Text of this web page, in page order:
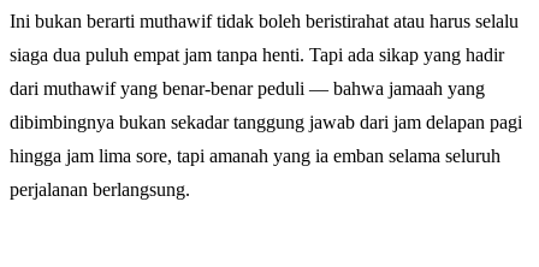
Ini bukan berarti muthawif tidak boleh beristirahat atau harus selalu
siaga dua puluh empat jam tanpa henti. Tapi ada sikap yang hadir
dari muthawif yang benar-benar peduli — bahwa jamaah yang
dibimbingnya bukan sekadar tanggung jawab dari jam delapan pagi
hingga jam lima sore, tapi amanah yang ia emban selama seluruh
perjalanan berlangsung.